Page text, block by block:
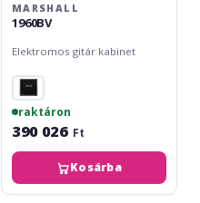
MARSHALL
1960BV
Elektromos gitár kabinet
raktáron
390 026 Ft
Kosárba